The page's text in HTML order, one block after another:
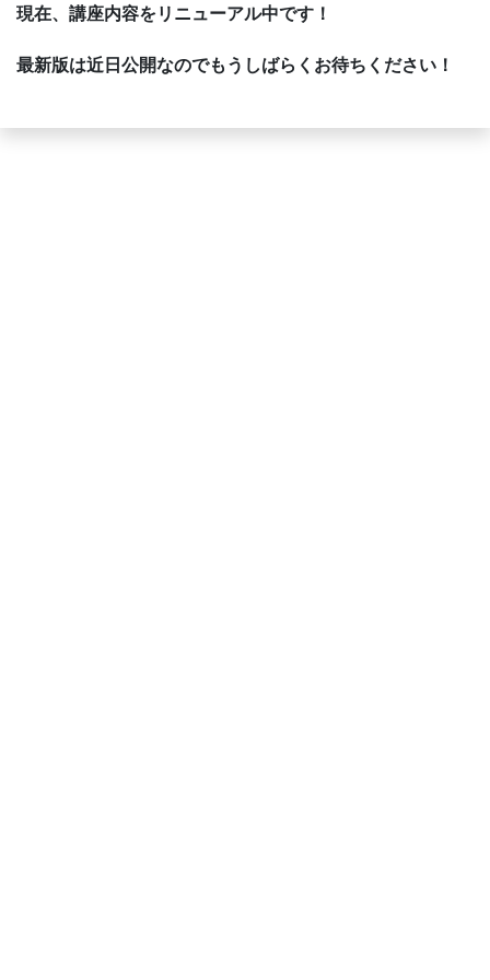
現在、講座内容をリニューアル中です！
最新版は近日公開なのでもうしばらくお待ちください！